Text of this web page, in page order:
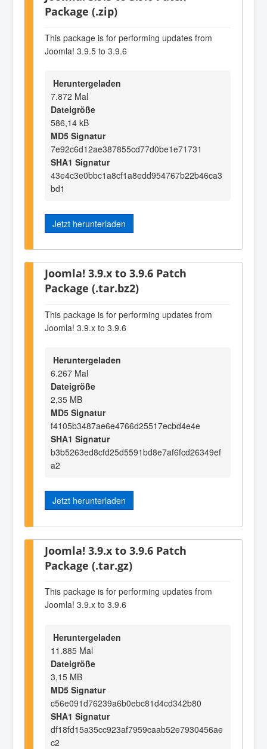
Package (.zip)
This package is for performing updates from
Joomla! 3.9.5 to 3.9.6
Heruntergeladen
7.872 Mal
Dateigröße
586,14 kB
MD5 Signatur
7e92c6d12ae387855cd77d0be1e71731
SHA1 Signatur
43e4c3e0bbc1a8cf1a8edd954767b22b46ca3
bd1
Jetzt herunterladen
Joomla! 3.9.x to 3.9.6 Patch
Package (.tar.bz2)
This package is for performing updates from
Joomla! 3.9.x to 3.9.6
Heruntergeladen
6.267 Mal
Dateigröße
2,35 MB
MD5 Signatur
f4105b3487ae6e4766d25517ecbd4e4e
SHA1 Signatur
b3b5263ed8cfd25d5591bd8e7af6fcd26349ef
a2
Jetzt herunterladen
Joomla! 3.9.x to 3.9.6 Patch
Package (.tar.gz)
This package is for performing updates from
Joomla! 3.9.x to 3.9.6
Heruntergeladen
11.885 Mal
Dateigröße
3,15 MB
MD5 Signatur
c56e091d76239a6b0ebc81d4cd342b80
SHA1 Signatur
df18fd15a35cc923af7959caab52e7930456ae
c2